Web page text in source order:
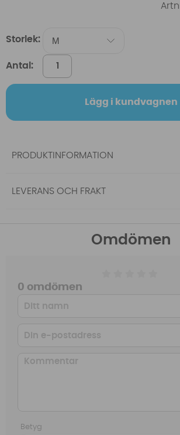
Storlek:
Antal:
Lägg i kundvagnen
PRODUKTINFORMATION
LEVERANS OCH FRAKT
Omdömen
0 omdömen
Betyg